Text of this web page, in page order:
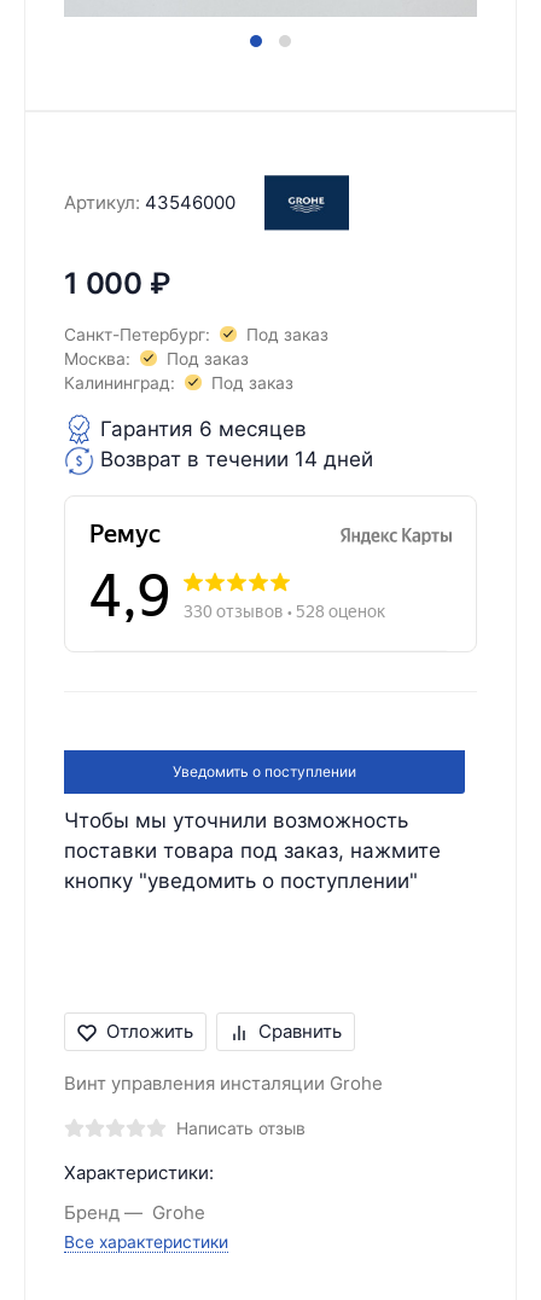
Артикул: 43546000
1 000 ₽
Санкт-Петербург:
Под заказ
Москва:
Под заказ
Калининград:
Под заказ
Гарантия 6 месяцев
Возврат в течении 14 дней
Уведомить о поступлении
Чтобы мы уточнили возможность
поставки товара под заказ, нажмите
кнопку "уведомить о поступлении"
Отложить Сравнить
Винт управления инсталяции Grohe
Написать отзыв
Характеристики:
Бренд
Grohe
Все характеристики